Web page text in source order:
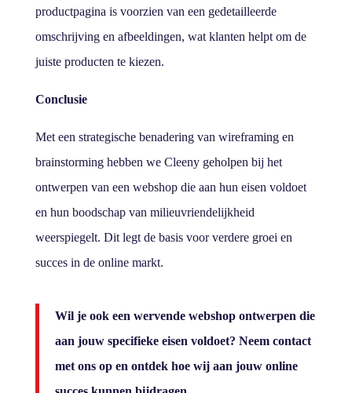
productpagina is voorzien van een gedetailleerde
omschrijving en afbeeldingen, wat klanten helpt om de
juiste producten te kiezen.
Conclusie
Met een strategische benadering van wireframing en
brainstorming hebben we Cleeny geholpen bij het
ontwerpen van een webshop die aan hun eisen voldoet
en hun boodschap van milieuvriendelijkheid
weerspiegelt. Dit legt de basis voor verdere groei en
succes in de online markt.
Wil je ook een wervende webshop ontwerpen die
aan jouw specifieke eisen voldoet? Neem contact
met ons op en ontdek hoe wij aan jouw online